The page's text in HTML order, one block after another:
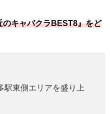
キャバクラBEST8』をど
駅東側エリアを盛り上